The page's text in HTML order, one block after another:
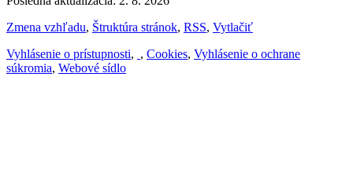
Zmena vzhľadu, Štruktúra stránok, RSS, Vytlačiť
Vyhlásenie o prístupnosti, , Cookies, Vyhlásenie o ochrane
súkromia, Webové sídlo